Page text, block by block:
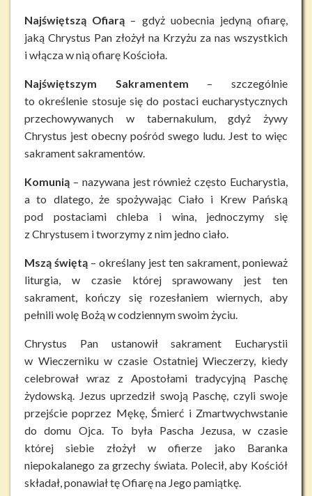
Najświętszą Ofiarą – gdyż uobecnia jedyną ofiarę,
jaką Chrystus Pan złożył na Krzyżu za nas wszystkich
i włącza w nią ofiarę Kościoła.
Najświętszym Sakramentem – szczególnie
to określenie stosuje się do postaci eucharystycznych
przechowywanych w tabernakulum, gdyż żywy
Chrystus jest obecny pośród swego ludu. Jest to więc
sakrament sakramentów.
Komunią – nazywana jest również często Eucharystia,
a to dlatego, że spożywając Ciało i Krew Pańską
pod postaciami chleba i wina, jednoczymy się
z Chrystusem i tworzymy z nim jedno ciało.
Mszą świętą – określany jest ten sakrament, ponieważ
liturgia, w czasie której sprawowany jest ten
sakrament, kończy się rozesłaniem wiernych, aby
pełnili wolę Bożą w codziennym swoim życiu.
Chrystus Pan ustanowił sakrament Eucharystii
w Wieczerniku w czasie Ostatniej Wieczerzy, kiedy
celebrował wraz z Apostołami tradycyjną Paschę
żydowską. Jezus uprzedził swoją Paschę, czyli swoje
przejście poprzez Mękę, Śmierć i Zmartwychwstanie
do domu Ojca. To była Pascha Jezusa, w czasie
której siebie złożył w ofierze jako Baranka
niepokalanego za grzechy świata. Polecił, aby Kościół
składał, ponawiał tę Ofiarę na Jego pamiątkę.